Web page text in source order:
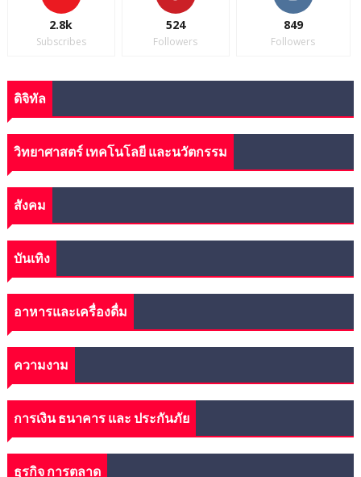
2.8k
Subscribes
524
Followers
849
Followers
ดิจิทัล
วิทยาศาสตร์ เทคโนโลยี และนวัตกรรม
สังคม
บันเทิง
อาหารและเครื่องดื่ม
ความงาม
การเงิน ธนาคาร และ ประกันภัย
ธุรกิจ การตลาด